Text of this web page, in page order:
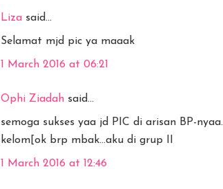
Liza said...
Selamat mjd pic ya maaak
1 March 2016 at 06:21
Ophi Ziadah said...
semoga sukses yaa jd PIC di arisan BP-nyaa.
kelom[ok brp mbak...aku di grup II
1 March 2016 at 12:46